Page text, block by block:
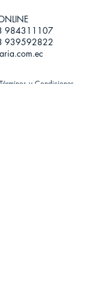
984311107
939592822
y Condiciones